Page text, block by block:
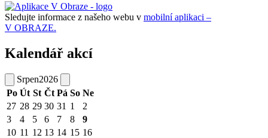
Sledujte informace z našeho webu v mobilní aplikaci –
V OBRAZE.
Kalendář akcí
Srpen2026
Po Út St Čt Pá So Ne
27 28 29 30 31 1
2
3
4 5 6 7 8
9
10 11 12 13 14 15 16